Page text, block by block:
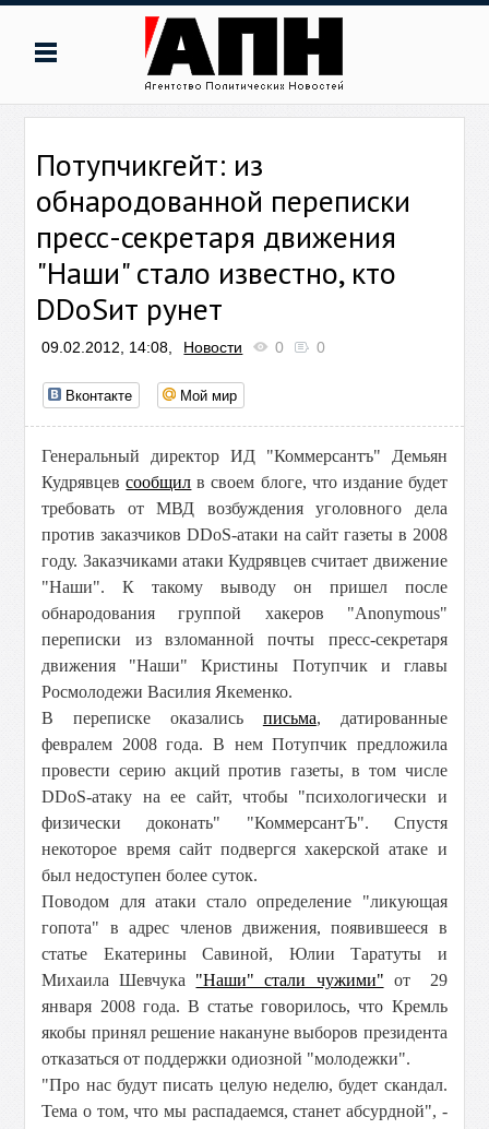
Потупчикгейт: из
обнародованной переписки
пресс-секретаря движения
"Наши" стало известно, кто
DDoSит рунет
09.02.2012, 14:08, Новости 0 0
Вконтакте Мой мир
Генеральный директор ИД "Коммерсантъ" Демьян
Кудрявцевсообщил в своем блоге, что издание будет
требовать от МВД возбуждения уголовного дела
против заказчиков DDoS-атаки на сайт газеты в 2008
году. Заказчиками атаки Кудрявцев считает движение
"Наши". К такому выводу он пришел после
обнародования группой хакеров "Anonymous"
переписки из взломанной почты пресс-секретаря
движения "Наши" Кристины Потупчик и главы
Росмолодежи Василия Якеменко.
В переписке оказались письма, датированные
февралем 2008 года. В нем Потупчик предложила
провести серию акций против газеты, в том числе
DDoS-атаку на ее сайт, чтобы "психологически и
физически доконать" "КоммерсантЪ". Спустя
некоторое время сайт подвергся хакерской атаке и
был недоступен более суток.
Поводом для атаки стало определение "ликующая
гопота" в адрес членов движения, появившееся в
статье Екатерины Савиной, Юлии Таратуты и
Михаила Шевчука "Наши" стали чужими" от 29
января 2008 года. В статье говорилось, что Кремль
якобы принял решение накануне выборов президента
отказаться от поддержки одиозной "молодежки".
"Про нас будут писать целую неделю, будет скандал.
Тема о том, что мы распадаемся, станет абсурдной", -